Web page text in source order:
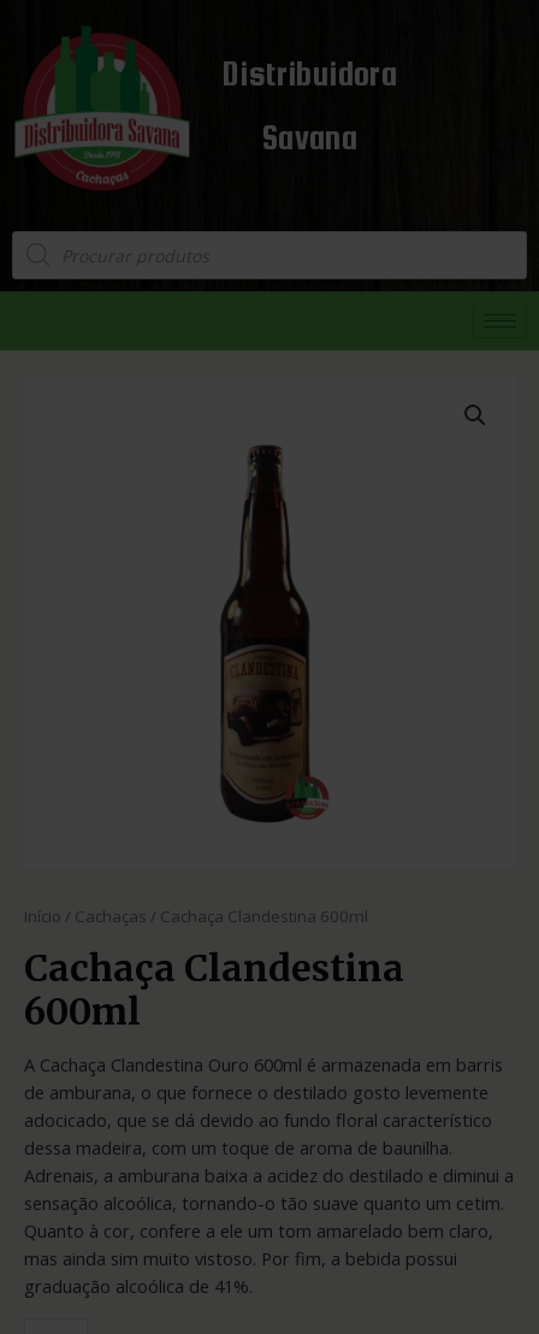
Distribuidora
Savana
Início / Cachaças / Cachaça Clandestina 600ml
Cachaça Clandestina
600ml
A Cachaça Clandestina Ouro 600ml é armazenada em barris
de amburana, o que fornece o destilado gosto levemente
adocicado, que se dá devido ao fundo floral característico
dessa madeira, com um toque de aroma de baunilha.
Adrenais, a amburana baixa a acidez do destilado e diminui a
sensação alcoólica, tornando-o tão suave quanto um cetim.
Quanto à cor, confere a ele um tom amarelado bem claro,
mas ainda sim muito vistoso. Por fim, a bebida possui
graduação alcoólica de 41%.